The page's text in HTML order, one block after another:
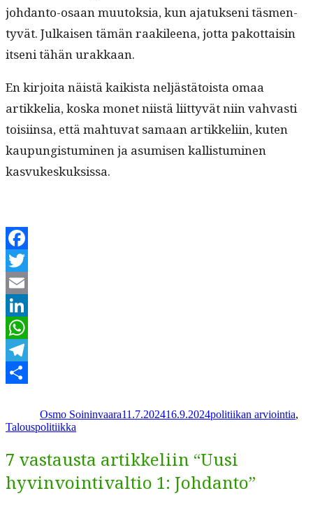
johdan­to-osaan muu­tok­sia, kun ajatuk­seni täs­men­
tyvät. Julkaisen tämän raak­ileena, jot­ta pakot­taisin
itseni tähän urakkaan.
En kir­joi­ta näistä kaik­ista neljästä­toista omaa
artikke­lia, kos­ka mon­et niistä liit­tyvät niin vah­vasti
toisi­in­sa, että mah­tu­vat samaan artikke­li­in, kuten
kaupungis­tu­mi­nen ja asumisen kallis­tu­mi­nen
kasvukeskuksissa.
Facebook
Twitter
Email
LinkedIn
WhatsApp
Telegram
Osmo Soininvaara11.7.202416.9.2024politiikan arviointia,
Talouspolitiikka
7 vastausta artikkeliin “Uusi
hyvinvointivaltio 1: Johdanto”